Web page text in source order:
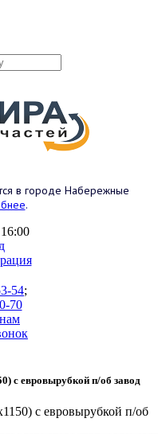
в городе Набережные
.
54;
70
с евровырубкой п/об завод
с евровырубкой п/об